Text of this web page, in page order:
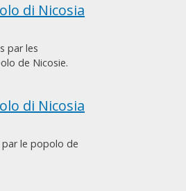
di Nicosia
par les
de Nicosie.
di Nicosia
le popolo de